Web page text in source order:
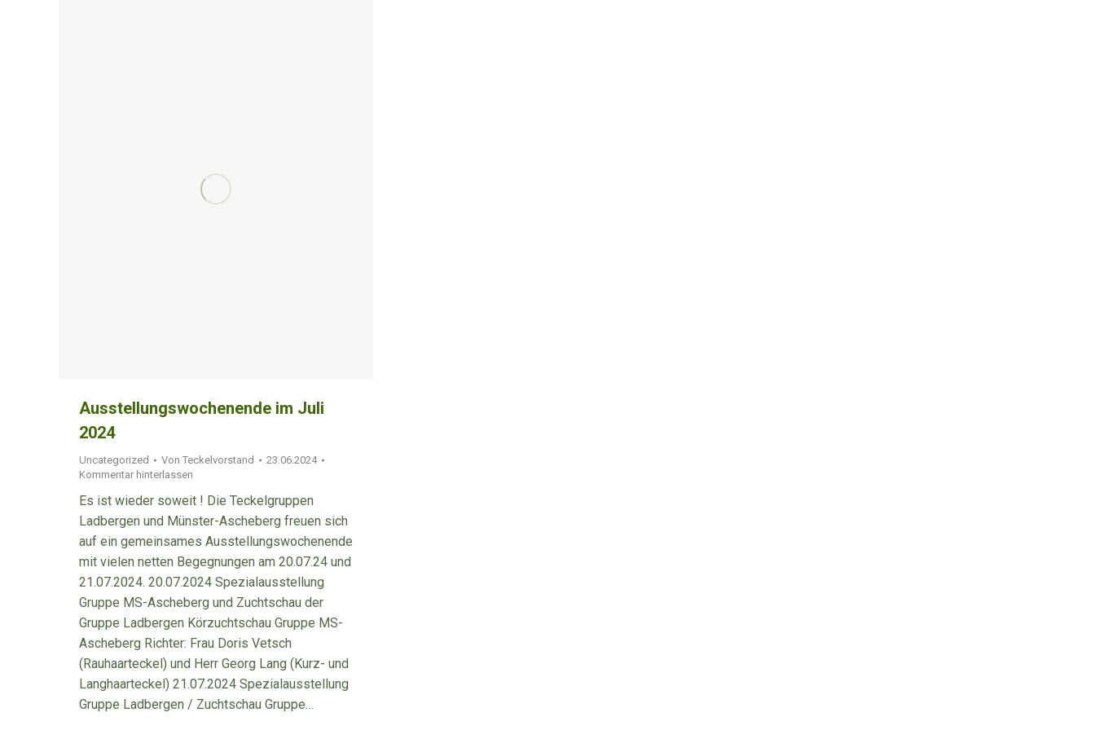
Ausstellungswochenende im Juli
2024
Uncategorized Von Teckelvorstand
23.06.2024
Kommentar hinterlassen
Es ist wieder soweit ! Die Teckelgruppen
Ladbergen und Münster-Ascheberg freuen sich
auf ein gemeinsames Ausstellungswochenende
mit vielen netten Begegnungen am 20.07.24 und
21.07.2024. 20.07.2024 Spezialausstellung
Gruppe MS-Ascheberg und Zuchtschau der
Gruppe Ladbergen Körzuchtschau Gruppe MS-
Ascheberg Richter: Frau Doris Vetsch
(Rauhaarteckel) und Herr Georg Lang (Kurz- und
Langhaarteckel) 21.07.2024 Spezialausstellung
Gruppe Ladbergen / Zuchtschau Gruppe…